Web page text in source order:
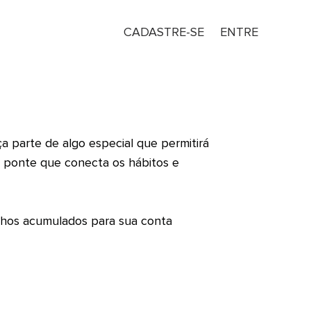
CADASTRE-SE ENTRE
parte de algo especial que permitirá
ponte que conecta os hábitos e
acumulados para sua conta